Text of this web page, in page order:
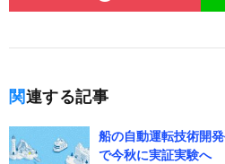
関連する記事
船の自動運転技術開
で今秋に実証実験へ